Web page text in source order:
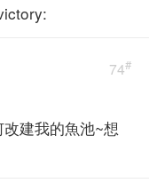
74#
建我的魚池~想